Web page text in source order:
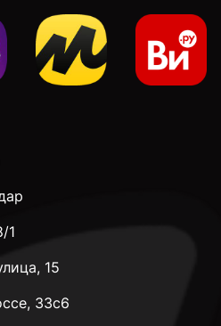
1
15
33с6